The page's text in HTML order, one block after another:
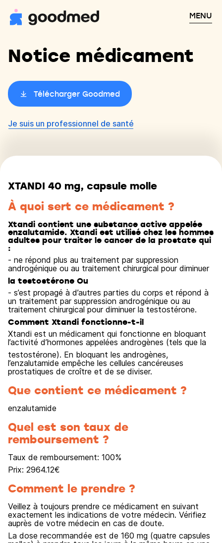
MENU
Notice médicament
Télécharger Goodmed
Je suis un professionnel de santé
XTANDI 40 mg, capsule molle
À quoi sert ce médicament ?
Xtandi contient une substance active appelée
enzalutamide. Xtandi est utilisé chez les hommes
adultes pour traiter le cancer de la prostate qui
:
- ne répond plus au traitement par suppression
androgénique ou au traitement chirurgical pour diminuer
la testostérone Ou
- s’est propagé à d’autres parties du corps et répond à
un traitement par suppression androgénique ou au
traitement chirurgical pour diminuer la testostérone.
Comment Xtandi fonctionne-t-il
Xtandi est un médicament qui fonctionne en bloquant
l’activité d’hormones appelées androgènes (tels que la
testostérone). En bloquant les androgènes,
l’enzalutamide empêche les cellules cancéreuses
prostatiques de croître et de se diviser.
Que contient ce médicament ?
enzalutamide
Quel est son taux de
remboursement ?
Taux de remboursement: 100%
Prix: 2964.12€
Comment le prendre ?
Veillez à toujours prendre ce médicament en suivant
exactement les indications de votre médecin. Vérifiez
auprès de votre médecin en cas de doute.
La dose recommandée est de 160 mg (quatre capsules